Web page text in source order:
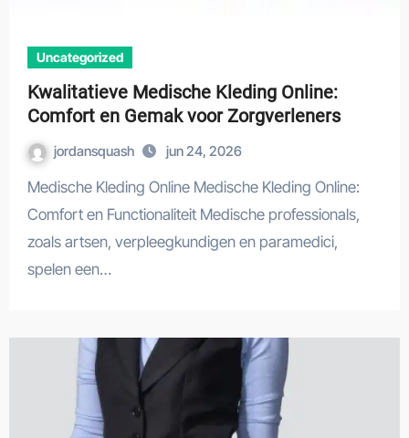
Uncategorized
Kwalitatieve Medische Kleding Online:
Comfort en Gemak voor Zorgverleners
jordansquash jun 24, 2026
Medische Kleding Online Medische Kleding Online:
Comfort en Functionaliteit Medische professionals,
zoals artsen, verpleegkundigen en paramedici,
spelen een…